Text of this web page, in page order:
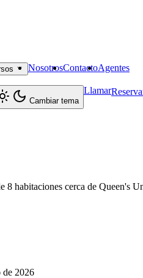
NosotrosContactoAgentes
Cambiar tema
Llamar
8 habitaciones cerca de Queen's
de 2026